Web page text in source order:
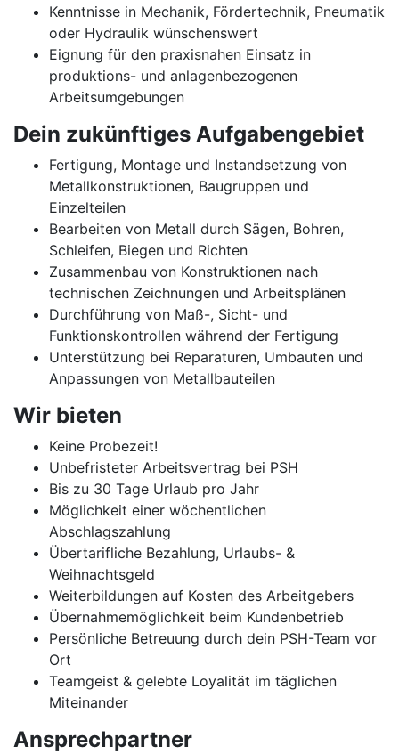
Kenntnisse in Mechanik, Fördertechnik, Pneumatik
oder Hydraulik wünschenswert
Eignung für den praxisnahen Einsatz in
produktions- und anlagenbezogenen
Arbeitsumgebungen
Dein zukünftiges Aufgabengebiet
Fertigung, Montage und Instandsetzung von
Metallkonstruktionen, Baugruppen und
Einzelteilen
Bearbeiten von Metall durch Sägen, Bohren,
Schleifen, Biegen und Richten
Zusammenbau von Konstruktionen nach
technischen Zeichnungen und Arbeitsplänen
Durchführung von Maß-, Sicht- und
Funktionskontrollen während der Fertigung
Unterstützung bei Reparaturen, Umbauten und
Anpassungen von Metallbauteilen
Wir bieten
Keine Probezeit!
Unbefristeter Arbeitsvertrag bei PSH
Bis zu 30 Tage Urlaub pro Jahr
Möglichkeit einer wöchentlichen
Abschlagszahlung
Übertarifliche Bezahlung, Urlaubs- &
Weihnachtsgeld
Weiterbildungen auf Kosten des Arbeitgebers
Übernahmemöglichkeit beim Kundenbetrieb
Persönliche Betreuung durch dein PSH-Team vor
Ort
Teamgeist & gelebte Loyalität im täglichen
Miteinander
Ansprechpartner